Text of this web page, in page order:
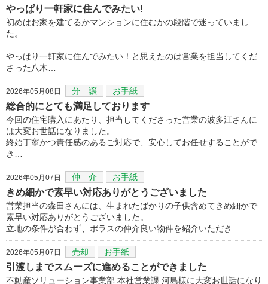
やっぱり一軒家に住んでみたい!
初めはお家を建てるかマンションに住むかの段階で迷っていまし
た。
やっぱり一軒家に住んでみたい！と思えたのは営業を担当してくだ
さった八木…
2026年05月08日 分 譲 お手紙
総合的にとても満足しております
今回の住宅購入にあたり、担当してくださった営業の波多江さんに
は大変お世話になりました。
終始丁寧かつ責任感のあるご対応で、安心してお任せすることがで
き…
2026年05月07日 仲 介 お手紙
きめ細かで素早い対応ありがとうございました
営業担当の森田さんには、生まれたばかりの子供含めてきめ細かで
素早い対応ありがとうございました。
立地の条件が合わず、ポラスの仲介良い物件を紹介いただき…
2026年05月07日 売却 お手紙
引渡しまでスムーズに進めることができました
不動産ソリューション事業部 本社営業課 河島様に大変お世話になり